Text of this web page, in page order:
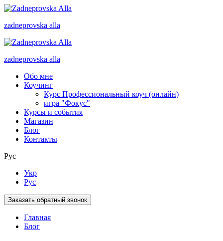
zadneprovska alla
zadneprovska alla
Обо мне
Коучинг
Курс Профессиональный коуч (онлайн)
игра "Фокус"
Курсы и события
Магазин
Блог
Контакты
Рус
Укр
Рус
Заказать обратный звонок
Главная
Блог